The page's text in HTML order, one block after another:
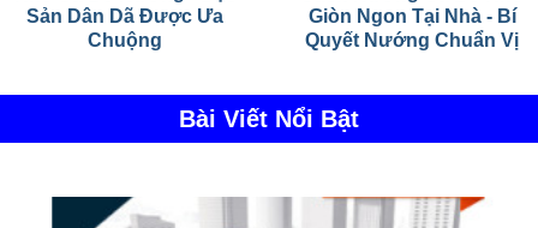
Sản Dân Dã Được Ưa
Chuộng
Giòn Ngon Tại Nhà - Bí
Quyết Nướng Chuẩn Vị
Bài Viết Nổi Bật